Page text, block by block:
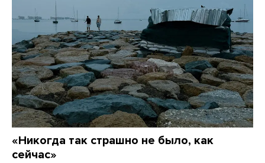
«Никогда так страшно не было, как
сейчас»